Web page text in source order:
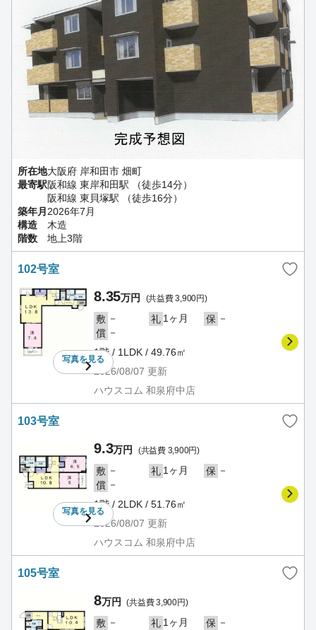
所在地大阪府 岸和田市 畑町
最寄駅阪和線 東岸和田駅 （徒歩14分）
阪和線 東貝塚駅 （徒歩16分）
築年月 2026年7月
構造
木造
階数
地上3階
102号室
写真を見る
8.35万円 (共益費 3,900円)
敷 － 礼 1ヶ月 保 －
償 －
1階 / 1LDK / 49.76㎡
2026/08/07 更新
ハウスコム 和泉府中店
103号室
写真を見る
9.3万円 (共益費 3,900円)
敷 － 礼 1ヶ月 保 －
償 －
1階 / 2LDK / 51.76㎡
2026/08/07 更新
ハウスコム 和泉府中店
105号室
8万円 (共益費 3,900円)
敷 － 礼 1ヶ月 保 －